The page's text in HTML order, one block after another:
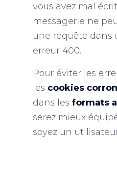
vous avez mal
messagerie ne
une requête dans
erreur 400.
Pour éviter les
les cookies
dans lesformats
serez mieux
soyez un